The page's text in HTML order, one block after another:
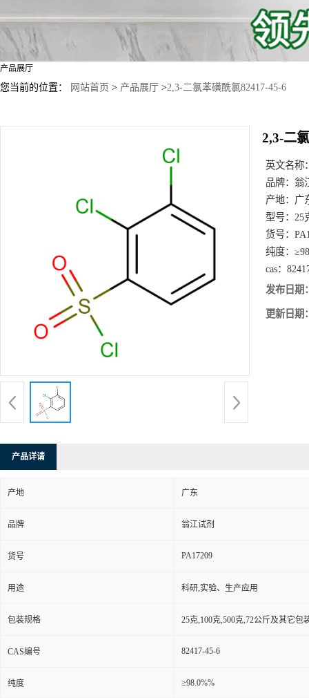
产品展厅
您当前的位置： 网站首页 > 产品展厅 >2,3-二氯苯磺酰氯82417-45-6
2,3-二
英文名称
品牌： 翁
产地： 广
型号： 25
货号：
纯度：
cas：
发布日期
更新日期
产品详请
产地 广东
品牌 翁江试剂
货号 PA17209
用途 科研,实验、生产应用
包装规格 25克,100克,500克,72公斤及其它包
CAS编号 82417-45-6
纯度 ≥98.0%%